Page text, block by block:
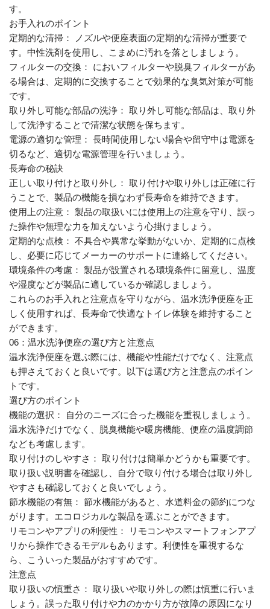
す。
お手入れのポイント
定期的な清掃： ノズルや便座表面の定期的な清掃が重要で
す。中性洗剤を使用し、こまめに汚れを落としましょう。
フィルターの交換： においフィルターや脱臭フィルターがあ
る場合は、定期的に交換することで効果的な臭気対策が可能
です。
取り外し可能な部品の洗浄： 取り外し可能な部品は、取り外
して洗浄することで清潔な状態を保ちます。
電源の適切な管理： 長時間使用しない場合や留守中は電源を
切るなど、適切な電源管理を行いましょう。
長寿命の秘訣
正しい取り付けと取り外し： 取り付けや取り外しは正確に行
うことで、製品の機能を損なわず長寿命を維持できます。
使用上の注意： 製品の取扱いには使用上の注意を守り、誤っ
た操作や無理な力を加えないよう心掛けましょう。
定期的な点検： 不具合や異常な挙動がないか、定期的に点検
し、必要に応じてメーカーのサポートに連絡してください。
環境条件の考慮： 製品が設置される環境条件に留意し、温度
や湿度などが製品に適しているか確認しましょう。
これらのお手入れと注意点を守りながら、温水洗浄便座を正
しく使用すれば、長寿命で快適なトイレ体験を維持すること
ができます。
06：温水洗浄便座の選び方と注意点
温水洗浄便座を選ぶ際には、機能や性能だけでなく、注意点
も押さえておくと良いです。以下は選び方と注意点のポイン
トです。
選び方のポイント
機能の選択： 自分のニーズに合った機能を重視しましょう。
温水洗浄だけでなく、脱臭機能や暖房機能、便座の温度調節
なども考慮します。
取り付けのしやすさ： 取り付けは簡単かどうかも重要です。
取り扱い説明書を確認し、自分で取り付ける場合は取り外し
やすさも確認しておくと良いでしょう。
節水機能の有無： 節水機能があると、水道料金の節約につな
がります。エコロジカルな製品を選ぶことができます。
リモコンやアプリの利便性： リモコンやスマートフォンアプ
リから操作できるモデルもあります。利便性を重視するな
ら、こういった製品がおすすめです。
注意点
取り扱いの慎重さ： 取り扱いや取り外しの際は慎重に行いま
しょう。誤った取り付けや力のかかり方が故障の原因になり